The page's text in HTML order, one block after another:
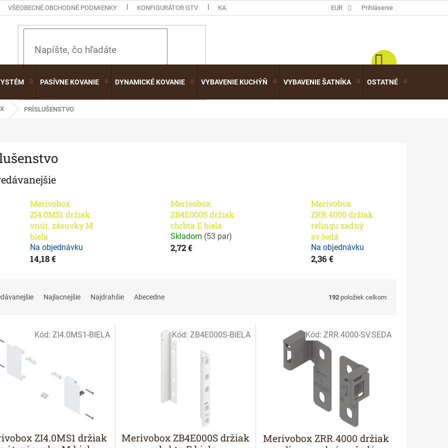
VŠEOBECNÉ OBCHODNÉ PODMIENKY KONFIGURÁTOR GTV KATALÓGY EUR Prihlásenie
HĽADAŤ
PASÍVNE KOVANIE DYNAMICKÉ KOVANIE VYBAVENIE KUCHÝŇ VYBAVENIE ŠATNÍKA OSTATNÉ
PRÍSLUŠENSTVO
Merivobox
ZI4.0MS1 držiak
vnút. zásuvky M
biela
Na objednávku
14,18 €
Merivobox
ZB4E000S držiak
chrbta E biela
Skladom (53 par)
2,72 €
Merivobox
ZRR.4000 držiak
relingu zadný
sv.šedá
Na objednávku
2,36 €
Najlacnejšie Najdrahšie Abecedne 192 položiek celkom
ZI4.0MS1 držiak
Kód: ZI4.0MS1-BIELA
Merivobox ZB4E000S držiak
Kód: ZB4E000S-BIELA
Merivobox ZRR.4000 držiak
Kód: ZRR.4000-SV.SEDA